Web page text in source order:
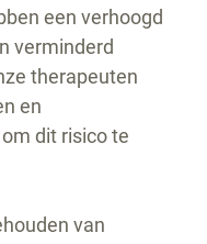
een verhoogd
verminderd
therapeuten
en
dit risico te
van